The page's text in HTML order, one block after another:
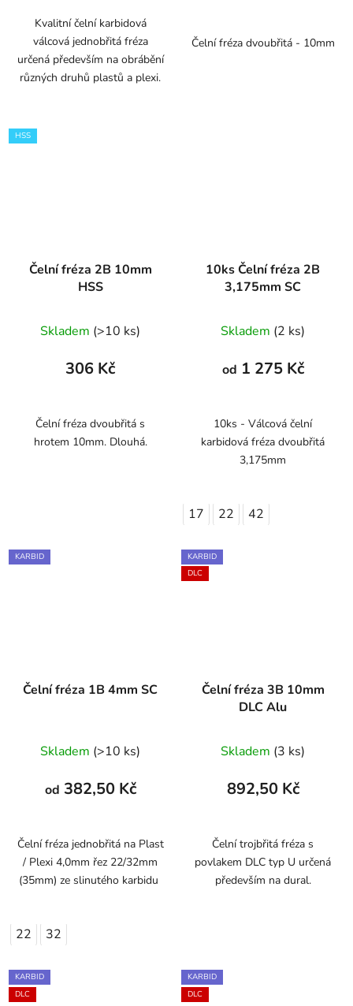
Kvalitní čelní karbidová
válcová jednobřitá fréza
určená především na obrábění
různých druhů plastů a plexi.
Čelní fréza dvoubřitá - 10mm
HSS
Čelní fréza 2B 10mm
HSS
Skladem (>10 ks)
306 Kč
Čelní fréza dvoubřitá s
hrotem 10mm. Dlouhá.
10ks Čelní fréza 2B
3,175mm SC
Skladem (2 ks)
od 1 275 Kč
10ks - Válcová čelní
karbidová fréza dvoubřitá
3,175mm
17 22 42
KARBID
Čelní fréza 1B 4mm SC
Skladem (>10 ks)
od 382,50 Kč
Čelní fréza jednobřitá na Plast
/ Plexi 4,0mm řez 22/32mm
(35mm) ze slinutého karbidu
22 32
KARBID
DLC
Čelní fréza 3B 10mm
DLC Alu
Skladem (3 ks)
892,50 Kč
Čelní trojbřitá fréza s
povlakem DLC typ U určená
především na dural.
KARBID
DLC
KARBID
DLC